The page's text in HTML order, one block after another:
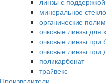
линзы с
минеральное стекло
органические
очковые линзы для
очковые линзы при
очковые линзы при
поликарбонат
трайвекс
Производители